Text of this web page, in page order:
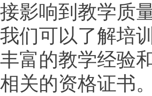
接影响到教学质
我们可以了解培
丰富的教学经验
相关的资格证书